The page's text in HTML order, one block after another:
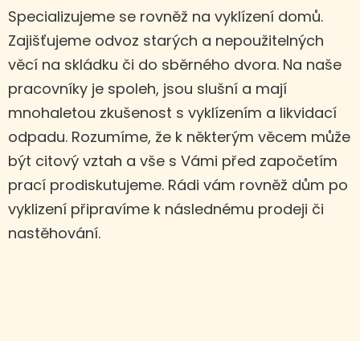
Specializujeme se rovněž na vyklízení domů.
Zajišťujeme odvoz starých a nepoužitelných
věcí na skládku či do sběrného dvora. Na naše
pracovníky je spoleh, jsou slušní a mají
mnohaletou zkušenost s vyklízením a likvidací
odpadu. Rozumíme, že k některým věcem může
být citový vztah a vše s Vámi před započetím
prací prodiskutujeme. Rádi vám rovněž dům po
vyklizení připravíme k následnému prodeji či
nastěhování.